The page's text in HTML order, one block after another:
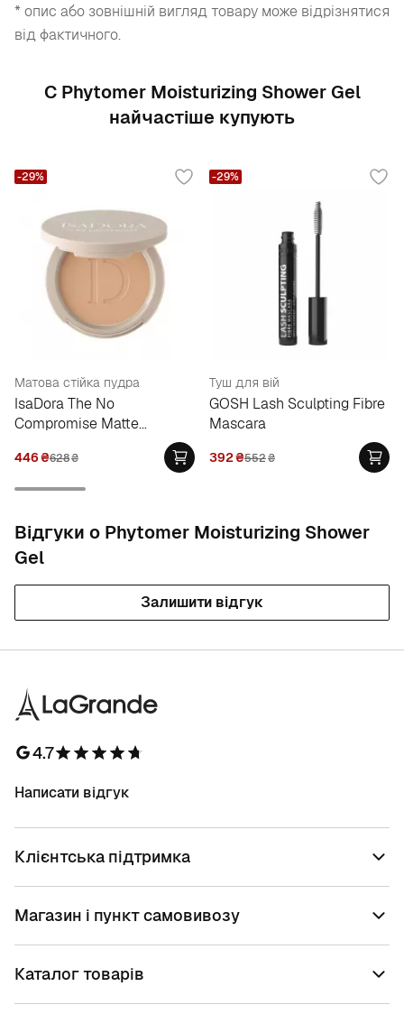
* опис або зовнішній вигляд товару може відрізнятися
від фактичного.
С Phytomer Moisturizing Shower Gel
найчастіше купують
Матова стійка пудра
IsaDora The No
Compromise Matte
446₴628₴
-29%
Туш для вій
GOSH Lash Sculpting Fibre
Mascara
392₴552₴
-29%
Відгуки о Phytomer Moisturizing Shower
Gel
Залишити відгук
4.7
Написати відгук
Клієнтська підтримка
Магазин і пункт самовивозу
Каталог товарів